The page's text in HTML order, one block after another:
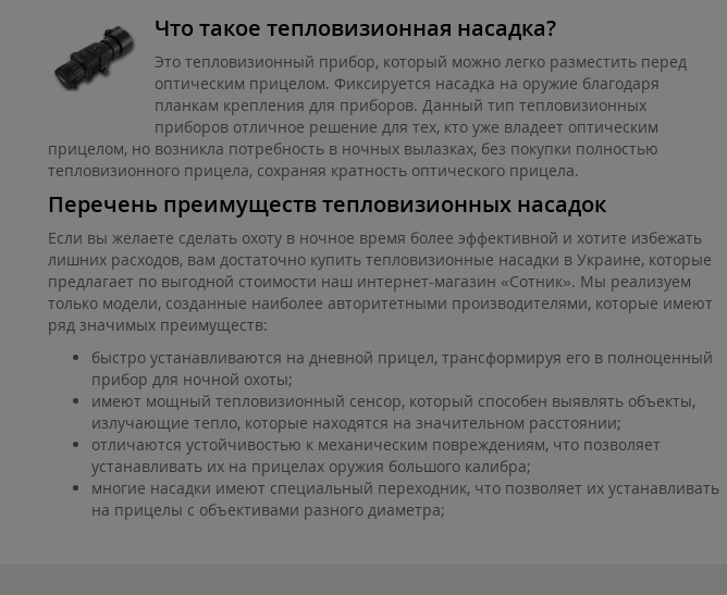
Что такое тепловизионная насадка?
Это тепловизионный прибор, который можно легко разместить перед
оптическим прицелом. Фиксируется насадка на оружие благодаря
планкам крепления для приборов. Данный тип тепловизионных
приборов отличное решение для тех, кто уже владеет оптическим
прицелом, но возникла потребность в ночных вылазках, без покупки полностью
тепловизионного прицела, сохраняя кратность оптического прицела.
Перечень преимуществ тепловизионных насадок
Если вы желаете сделать охоту в ночное время более эффективной и хотите избежать
лишних расходов, вам достаточно купить тепловизионные насадки в Украине, которые
предлагает по выгодной стоимости наш интернет-магазин «Сотник». Мы реализуем
только модели, созданные наиболее авторитетными производителями, которые имеют
ряд значимых преимуществ:
быстро устанавливаются на дневной прицел, трансформируя его в полноценный
прибор для ночной охоты;
имеют мощный тепловизионный сенсор, который способен выявлять объекты,
излучающие тепло, которые находятся на значительном расстоянии;
отличаются устойчивостью к механическим повреждениям, что позволяет
устанавливать их на прицелах оружия большого калибра;
многие насадки имеют специальный переходник, что позволяет их устанавливать
на прицелы с объективами разного диаметра;